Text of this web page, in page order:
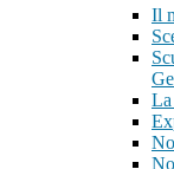
Il
La